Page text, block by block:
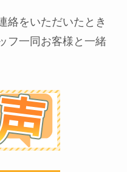
絡をいただいたとき
フ一同お客様と一緒